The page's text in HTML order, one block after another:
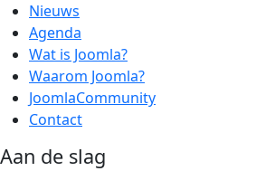
Nieuws
Agenda
Wat is Joomla?
Waarom Joomla?
JoomlaCommunity
Contact
Aan de slag